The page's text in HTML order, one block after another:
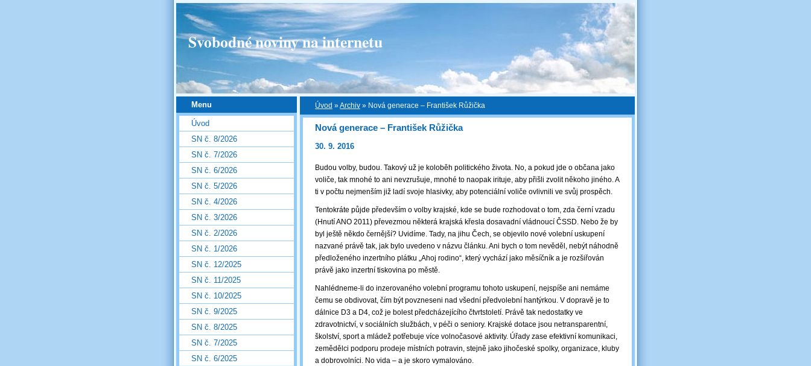
Svobodné noviny na internetu
Úvod »Archiv » Nová generace – František Růžička
Nová generace – František Růžička
30. 9. 2016
Budou volby, budou. Takový už je koloběh politického života. No, a pokud jde o občana jako
voliče, tak mnohé to ani nevzrušuje, mnohé to naopak irituje, aby přišli zvolit někoho jiného. A
ti v počtu nejmenším již ladí svoje hlasivky, aby potenciální voliče ovlivnili ve svůj prospěch.
Tentokráte půjde především o volby krajské, kde se bude rozhodovat o tom, zda černí vzadu
(Hnutí ANO 2011) převezmou některá krajská křesla dosavadní vládnoucí ČSSD. Nebo že by
byl ještě někdo černější? Uvidíme. Tady, na jihu Čech, se objevilo nové volební uskupení
nazvané právě tak, jak bylo uvedeno v názvu článku. Ani bych o tom nevěděl, nebýt náhodně
předloženého inzertního plátku „Ahoj rodino“, který vychází jako měsíčník a je rozšiřován
právě jako inzertní tiskovina po městě.
Nahlédneme-li do inzerovaného volební programu tohoto uskupení, nejspíše ani nemáme
čemu se obdivovat, čím být povzneseni nad všední předvolební hantýrkou. V dopravě je to
dálnice D3 a D4, což je bolest předcházejícího čtvrtstoletí. Právě tak nedostatky ve
zdravotnictví, v sociálních službách, v péči o seniory. Krajské dotace jsou netransparentní,
školství, sport a mládež potřebuje více volnočasové aktivity. Úřady zase efektivní komunikaci,
zemědělci podporu prodeje místních potravin, stejně jako jihočeské spolky, organizace, kluby
a dobrovolníci. No vida ‒ a je skoro vymalováno.
Menu
Úvod
SN č. 8/2026
SN č. 7/2026
SN č. 6/2026
SN č. 5/2026
SN č. 4/2026
SN č. 3/2026
SN č. 2/2026
SN č. 1/2026
SN č. 12/2025
SN č. 11/2025
SN č. 10/2025
SN č. 9/2025
SN č. 8/2025
SN č. 7/2025
SN č. 6/2025